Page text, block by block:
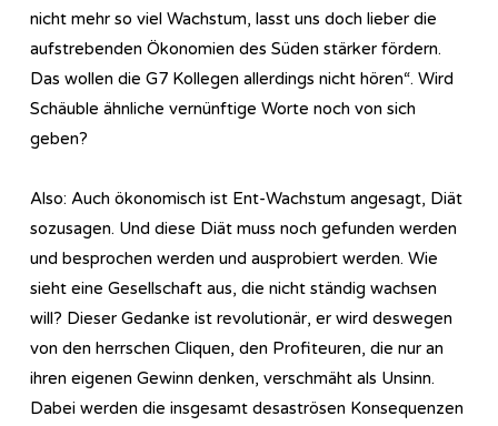
nicht mehr so viel Wachstum, lasst uns doch lieber die
aufstrebenden Ökonomien des Süden stärker fördern.
Das wollen die G7 Kollegen allerdings nicht hören“. Wird
Schäuble ähnliche vernünftige Worte noch von sich
geben?
Also: Auch ökonomisch ist Ent-Wachstum angesagt, Diät
sozusagen. Und diese Diät muss noch gefunden werden
und besprochen werden und ausprobiert werden. Wie
sieht eine Gesellschaft aus, die nicht ständig wachsen
will? Dieser Gedanke ist revolutionär, er wird deswegen
von den herrschen Cliquen, den Profiteuren, die nur an
ihren eigenen Gewinn denken, verschmäht als Unsinn.
Dabei werden die insgesamt desaströsen Konsequenzen